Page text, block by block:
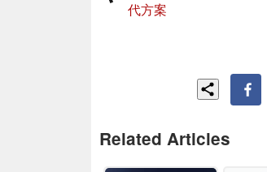
代方案
Related Articles